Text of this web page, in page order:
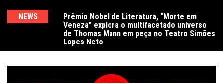
NEWS
Prêmio Nobel de Literatura, “Morte em
Veneza” explora o multifacetado universo
de Thomas Mann em peça no Teatro Simões
Lopes Neto